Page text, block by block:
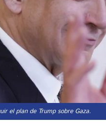
el plan de Trump sobre Gaza.